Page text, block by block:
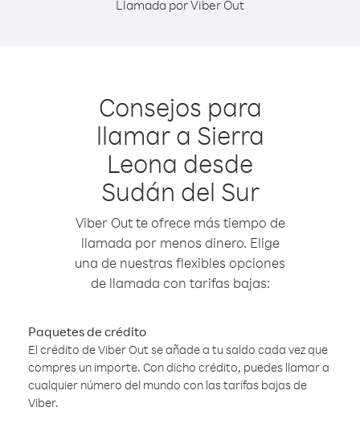
Llamada por Viber Out
Consejos para
llamar a Sierra
Leona desde
Sudán del Sur
Viber Out te ofrece más tiempo de
llamada por menos dinero. Elige
una de nuestras flexibles opciones
de llamada con tarifas bajas:
Paquetes de crédito
El crédito de Viber Out se añade a tu saldo cada vez que
compres un importe. Con dicho crédito, puedes llamar a
cualquier número del mundo con las tarifas bajas de
Viber.